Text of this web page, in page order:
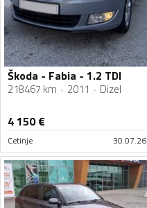
Škoda - Fabia - 1.2 TDI
218467 km 2011 Dizel
4 150€
Cetinje 30.07.26